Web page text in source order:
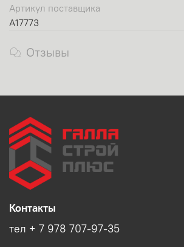
Артикул поставщика
A17773
Отзывы
Контакты
тел + 7 978 707-97-35